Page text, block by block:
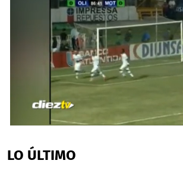
of
33
LO ÚLTIMO